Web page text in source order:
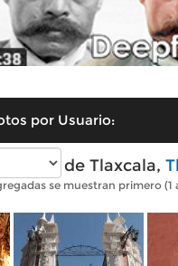
por Usuario:
de Tlaxcala,
se muestran primero (1